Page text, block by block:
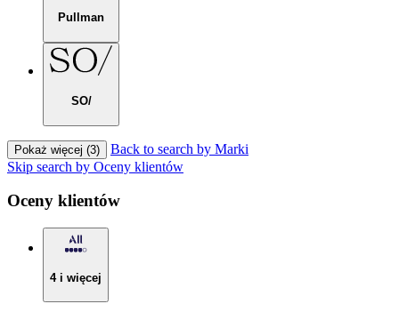
Pullman
SO/
Pokaż więcej (3)
Back to search by Marki
Skip search by Oceny klientów
Oceny klientów
4 i więcej